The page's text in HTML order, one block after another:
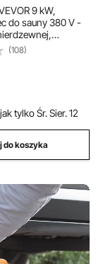
9 kW,
do sauny 380 V -
do sauny z 2
czas), z
i
3M
nie są
(108)
jak tylko Śr. Sier. 12
do koszyka